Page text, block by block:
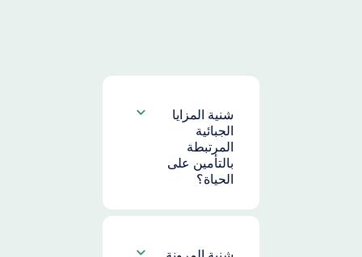
شنية المزايا
الجبائية
المرتبطة
بالتأمين على
الحياة؟